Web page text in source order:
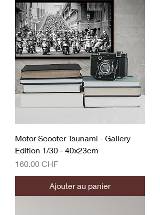
Motor Scooter Tsunami - Gallery
Edition 1/30 - 40x23cm
Prix
160.00 CHF
Ajouter au panier